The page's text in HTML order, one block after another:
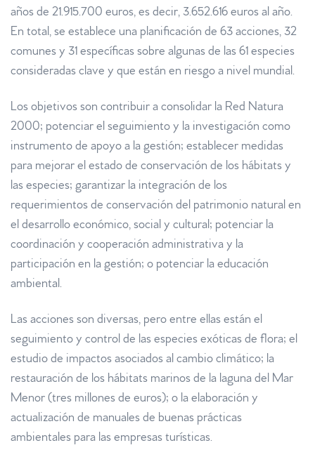
años de 21.915.700 euros, es decir, 3.652.616 euros al año.
En total, se establece una planificación de 63 acciones, 32
comunes y 31 específicas sobre algunas de las 61 especies
consideradas clave y que están en riesgo a nivel mundial.
Los objetivos son contribuir a consolidar la Red Natura
2000; potenciar el seguimiento y la investigación como
instrumento de apoyo a la gestión; establecer medidas
para mejorar el estado de conservación de los hábitats y
las especies; garantizar la integración de los
requerimientos de conservación del patrimonio natural en
el desarrollo económico, social y cultural; potenciar la
coordinación y cooperación administrativa y la
participación en la gestión; o potenciar la educación
ambiental.
Las acciones son diversas, pero entre ellas están el
seguimiento y control de las especies exóticas de flora; el
estudio de impactos asociados al cambio climático; la
restauración de los hábitats marinos de la laguna del Mar
Menor (tres millones de euros); o la elaboración y
actualización de manuales de buenas prácticas
ambientales para las empresas turísticas.